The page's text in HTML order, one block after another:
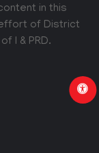
in this
of District
I & PRD.